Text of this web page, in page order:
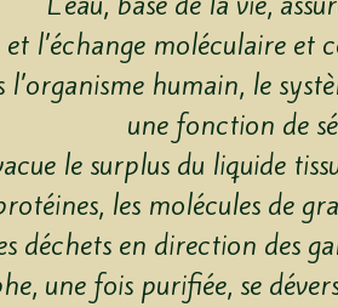
et l’échange moléculaire et
l’organisme humain, le
une fonction de
le surplus du liquide
les molécules de
déchets en direction des
une fois purifiée, se